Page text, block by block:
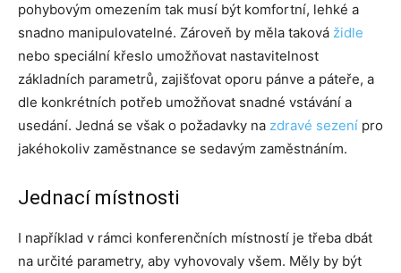
pohybovým omezením tak musí být komfortní, lehké a
snadno manipulovatelné. Zároveň by měla taková židle
nebo speciální křeslo umožňovat nastavitelnost
základních parametrů, zajišťovat oporu pánve a páteře, a
dle konkrétních potřeb umožňovat snadné vstávání a
usedání. Jedná se však o požadavky na zdravé sezení pro
jakéhokoliv zaměstnance se sedavým zaměstnáním.
Jednací místnosti
I například v rámci konferenčních místností je třeba dbát
na určité parametry, aby vyhovovaly všem. Měly by být